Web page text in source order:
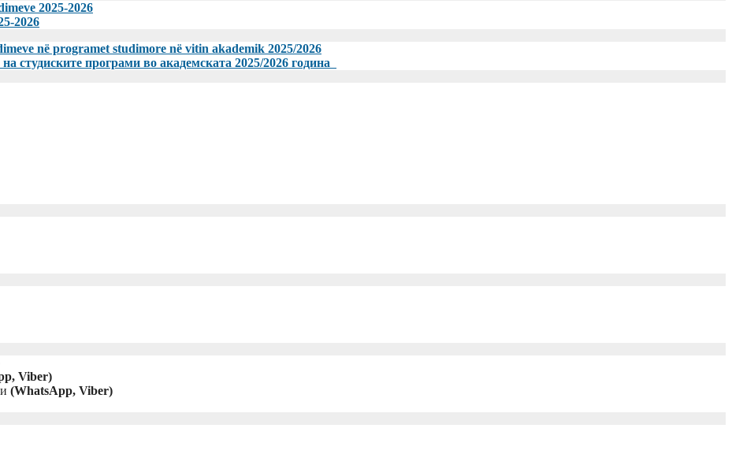
2025-2026
2026
në programet studimore në vitin akademik 2025/2026
студиските програми во академската 2025/2026 година
Viber)
(WhatsApp, Viber)